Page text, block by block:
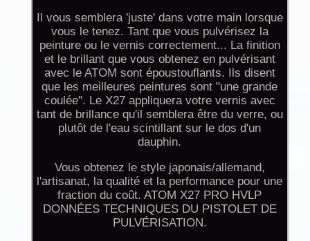
Il vous semblera 'juste' dans votre main lorsque
vous le tenez. Tant que vous pulvérisez la
peinture ou le vernis correctement... La finition
et le brillant que vous obtenez en pulvérisant
avec le ATOM sont époustouflants. Ils disent
que les meilleures peintures sont "une grande
coulée". Le X27 appliquera votre vernis avec
tant de brillance qu'il semblera être du verre, ou
plutôt de l'eau scintillant sur le dos d'un
dauphin.
Vous obtenez le style japonais/allemand,
l'artisanat, la qualité et la performance pour une
fraction du coût. ATOM X27 PRO HVLP
DONNÉES TECHNIQUES DU PISTOLET DE
PULVÉRISATION.